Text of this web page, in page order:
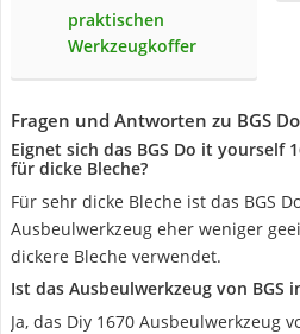
praktischen
Werkzeugkoffer
Fragen und Antworten zu BGS
Eignet sich das BGS Do it yourself
für dicke Bleche?
Für sehr dicke Bleche ist das BGS
Ausbeulwerkzeug eher weniger
dickere Bleche verwendet.
Ist das Ausbeulwerkzeug von BGS
Ja, das Diy 1670 Ausbeulwerkzeug